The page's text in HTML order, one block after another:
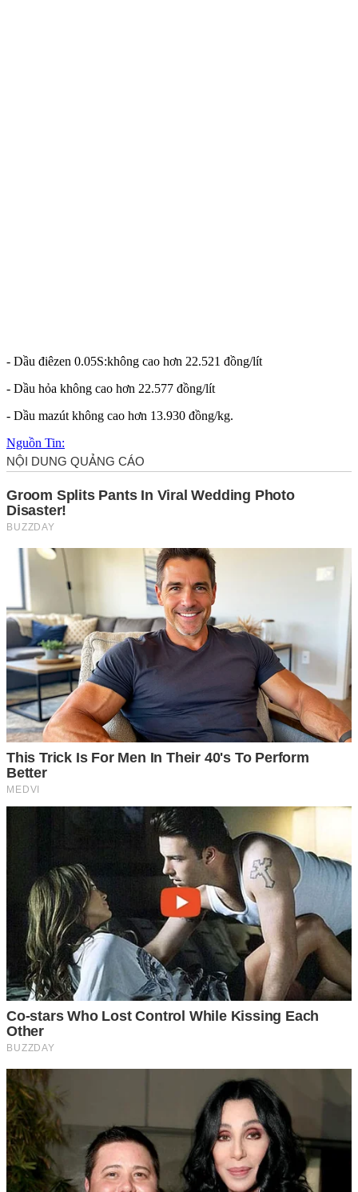
- Dầu điêzen 0.05S:không cao hơn 22.521 đồng/lít
- Dầu hỏa không cao hơn 22.577 đồng/lít
- Dầu mazút không cao hơn 13.930 đồng/kg.
Nguồn Tin: